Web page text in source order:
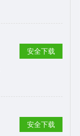
安全下载
安全下载